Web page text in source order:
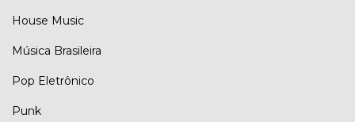
House Music
Música Brasileira
Pop Eletrônico
Punk